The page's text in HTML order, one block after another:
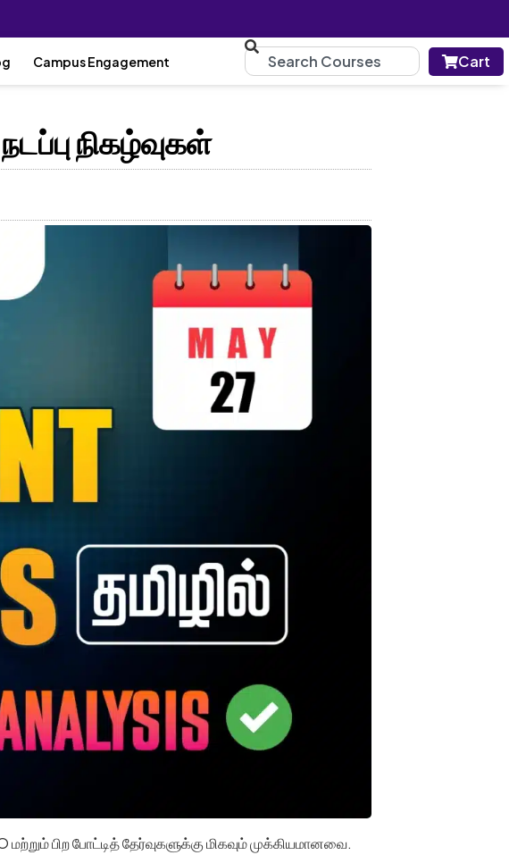
Campus Engagement Cart
நிகழ்வுகள்
பிற போட்டித் தேர்வுகளுக்கு மிகவும் முக்கியமானவை.